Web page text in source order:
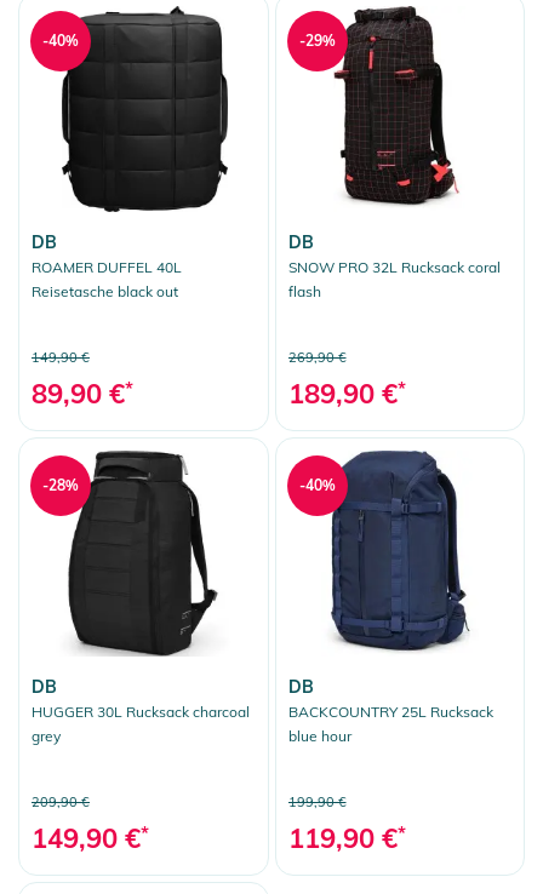
DB
ROAMER DUFFEL 40L
Reisetasche black out
149,90 €
89,90 €*
-40%
DB
SNOW PRO 32L Rucksack coral
flash
269,90 €
189,90 €*
-29%
DB
HUGGER 30L Rucksack charcoal
grey
209,90 €
149,90 €*
-28%
DB
BACKCOUNTRY 25L Rucksack
blue hour
199,90 €
119,90 €*
-40%